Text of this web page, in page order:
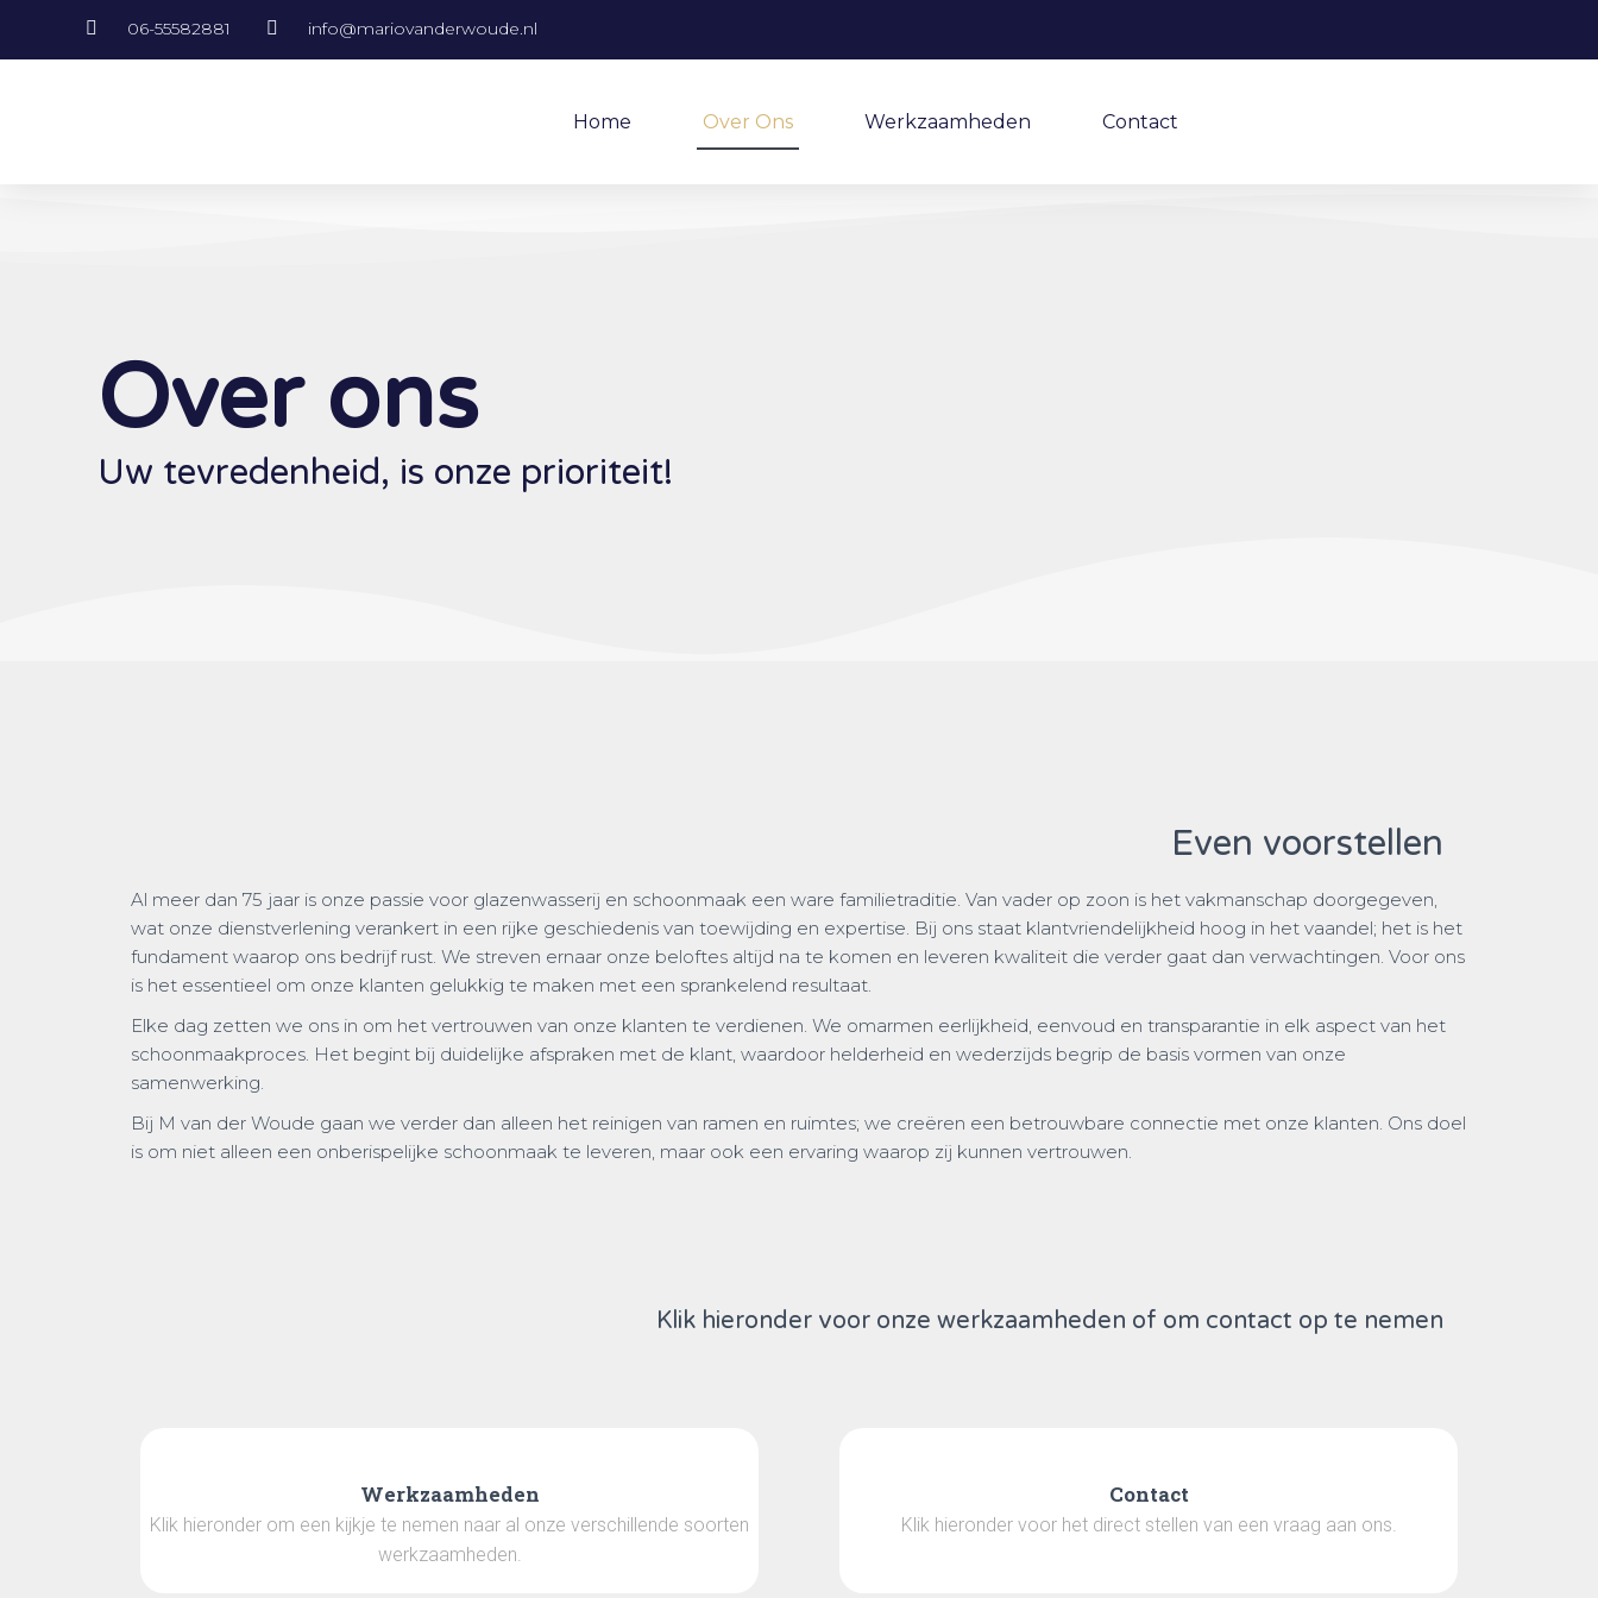
06-55582881 info@mariovanderwoude.nl
Home Over Ons Werkzaamheden Contact
Over ons
Uw tevredenheid, is onze prioriteit!
Even voorstellen
Al meer dan 75 jaar is onze passie voor glazenwasserij en schoonmaak een ware familietraditie. Van vader op zoon is het vakmanschap doorgegeven,
wat onze dienstverlening verankert in een rijke geschiedenis van toewijding en expertise. Bij ons staat klantvriendelijkheid hoog in het vaandel; het is het
fundament waarop ons bedrijf rust. We streven ernaar onze beloftes altijd na te komen en leveren kwaliteit die verder gaat dan verwachtingen. Voor ons
is het essentieel om onze klanten gelukkig te maken met een sprankelend resultaat.
Elke dag zetten we ons in om het vertrouwen van onze klanten te verdienen. We omarmen eerlijkheid, eenvoud en transparantie in elk aspect van het
schoonmaakproces. Het begint bij duidelijke afspraken met de klant, waardoor helderheid en wederzijds begrip de basis vormen van onze
samenwerking.
Bij M van der Woude gaan we verder dan alleen het reinigen van ramen en ruimtes; we creëren een betrouwbare connectie met onze klanten. Ons doel
is om niet alleen een onberispelijke schoonmaak te leveren, maar ook een ervaring waarop zij kunnen vertrouwen.
Klik hieronder voor onze werkzaamheden of om contact op te nemen
Werkzaamheden
Klik hieronder om een kijkje te nemen naar al onze verschillende soorten
werkzaamheden.
Contact
Klik hieronder voor het direct stellen van een vraag aan ons.